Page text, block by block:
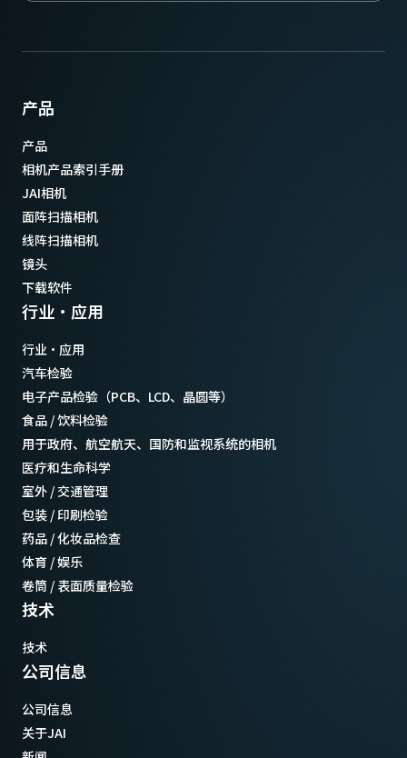
产品
产品
相机产品索引手册
JAI相机
面阵扫描相机
线阵扫描相机
镜头
下载软件
行业·应用
行业·应用
汽车检验
电子产品检验（PCB、LCD、晶圆等）
食品 / 饮料检验
用于政府、航空航天、国防和监视系统的相机
医疗和生命科学
室外 / 交通管理
包装 / 印刷检验
药品 / 化妆品检查
体育 / 娱乐
卷筒 / 表面质量检验
技术
技术
公司信息
公司信息
关于JAI